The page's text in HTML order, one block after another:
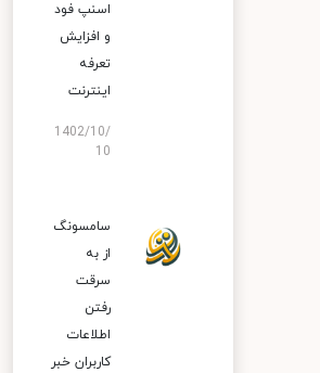
اسنپ‌ فود
و افزایش
تعرفه
اینترنت
1402/10/
10
سامسونگ
از به
سرقت
رفتن
اطلاعات
کاربران خبر